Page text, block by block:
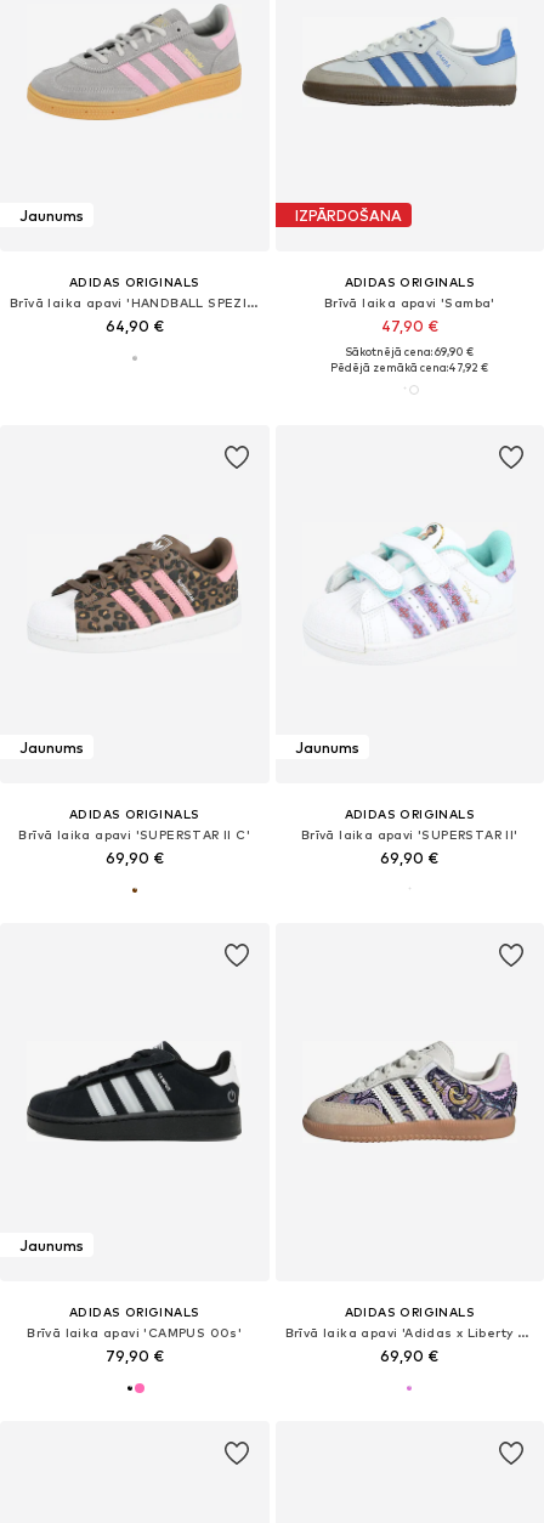
Jaunums
ADIDAS ORIGINALS
Brīvā laika apavi 'HANDBALL SPEZIAL C'
64,90 €
IZPĀRDOŠANA
ADIDAS ORIGINALS
Brīvā laika apavi 'Samba'
47,90 €
Sākotnējā cena: 69,90 €
Pēdējā zemākā cena:47,92 €
Jaunums
ADIDAS ORIGINALS
Brīvā laika apavi 'SUPERSTAR II C'
69,90 €
Jaunums
ADIDAS ORIGINALS
Brīvā laika apavi 'SUPERSTAR II'
69,90 €
Jaunums
ADIDAS ORIGINALS
Brīvā laika apavi 'CAMPUS 00s'
79,90 €
ADIDAS ORIGINALS
Brīvā laika apavi 'Adidas x Liberty Samba OG'
69,90 €